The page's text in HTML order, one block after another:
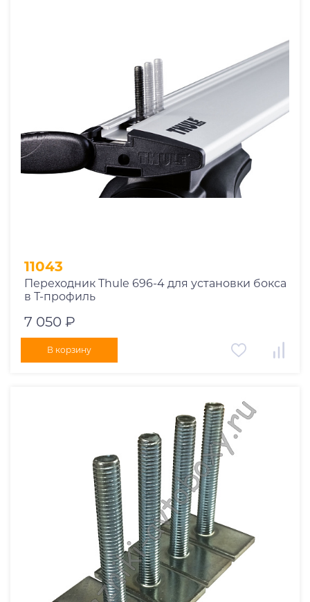
11043
Переходник Thule 696-4 для установки бокса
в Т-профиль
7 050 ₽
В корзину